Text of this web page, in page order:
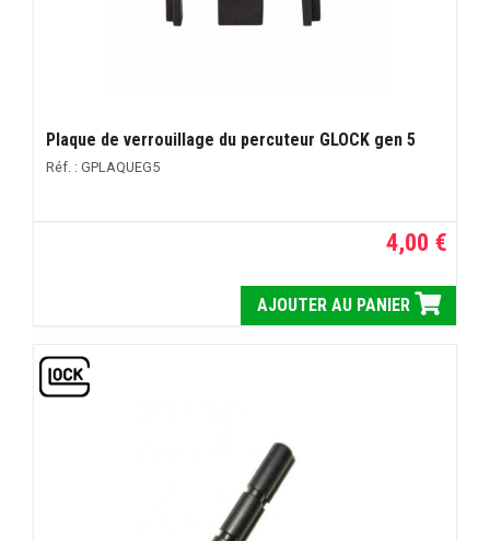
Plaque de verrouillage du percuteur GLOCK gen 5
Réf. : GPLAQUEG5
4,00 €
AJOUTER AU PANIER